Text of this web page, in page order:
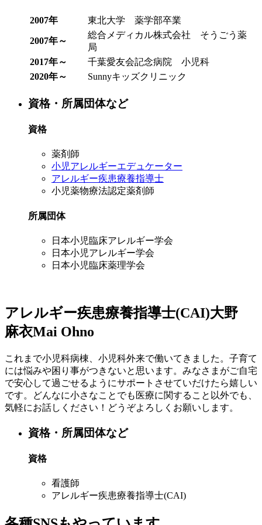
2007年 東北大学 薬学部卒業
2007年～
総合メディカル株式会社 そうごう薬
局
2017年～
千葉愛友会記念病院 小児科
2020年～
Sunnyキッズクリニック
資格・所属団体など
資格
薬剤師
小児アレルギーエデュケーター
アレルギー疾患療養指導士
小児薬物療法認定薬剤師
所属団体
日本小児臨床アレルギー学会
日本小児アレルギー学会
日本小児臨床薬理学会
アレルギー疾患療養指導士(CAI)大野
麻衣Mai Ohno
これまで小児科病棟、小児科外来で働いてきました。子育て
には悩みや困り事がつきないと思います。みなさまがご自宅
で安心して過ごせるようにサポートさせていだけたら嬉しい
です。どんなに小さなことでも医療に関すること以外でも、
気軽にお話しください！どうぞよろしくお願いします。
資格・所属団体など
資格
看護師
アレルギー疾患療養指導士(CAI)